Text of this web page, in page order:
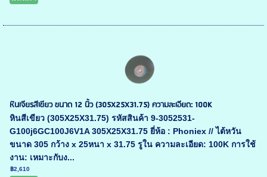
หินเจียรสีเขียว ขนาด 12 นิ้ว (305X25X31.75) ความละเอียด: 100K
หินสีเขียว (305X25X31.75) รหัสสินค้า 9-3052531-
G100j6GC100J6V1A 305X25X31.75 ยี่ห้อ : Phoniex // ไต้หวัน
ขนาด 305 กว้าง x 25หนา x 31.75 รูใน ความละเอียด: 100K การใช้
งาน: เหมาะกับง...
฿2,610